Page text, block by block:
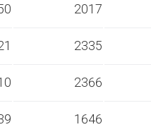
2017
2335
2366
1646